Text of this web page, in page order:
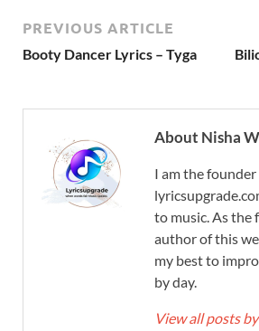
PREVIOUS ARTICLE
Booty Dancer Lyrics – Tyga
About Nisha
I am the
to music. As the
author of this
my best to
by day.
View all posts